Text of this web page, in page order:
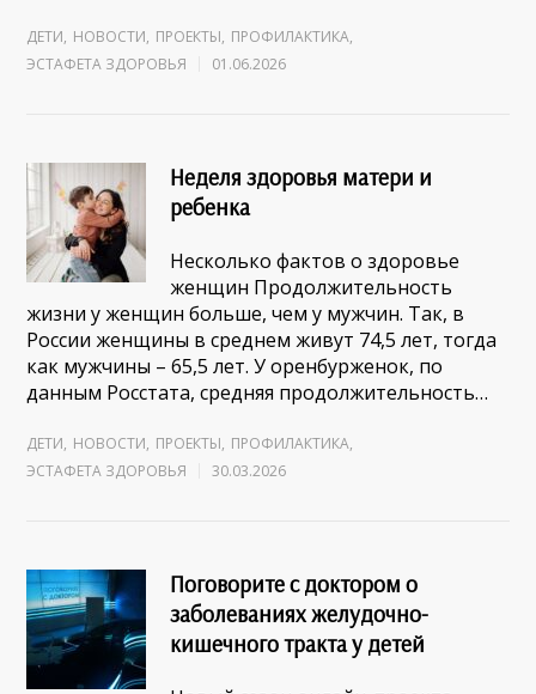
ДЕТИ, НОВОСТИ, ПРОЕКТЫ, ПРОФИЛАКТИКА,
ЭСТАФЕТА ЗДОРОВЬЯ
01.06.2026
Неделя здоровья матери и
ребенка
Несколько фактов о здоровье
женщин Продолжительность
жизни у женщин больше, чем у мужчин. Так, в
России женщины в среднем живут 74,5 лет, тогда
как мужчины – 65,5 лет. У оренбурженок, по
данным Росстата, средняя продолжительность…
ДЕТИ, НОВОСТИ, ПРОЕКТЫ, ПРОФИЛАКТИКА,
ЭСТАФЕТА ЗДОРОВЬЯ
30.03.2026
Поговорите с доктором о
заболеваниях желудочно-
кишечного тракта у детей